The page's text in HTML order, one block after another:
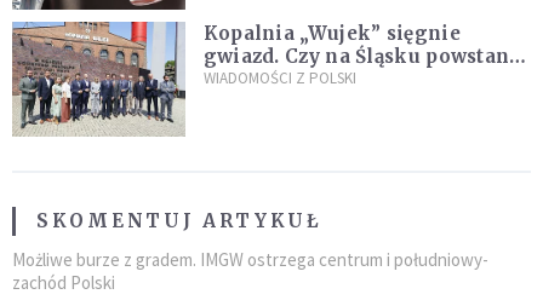
Kopalnia „Wujek” sięgnie
gwiazd. Czy na Śląsku powstanie
„Dolina Krzemowa”?
WIADOMOŚCI Z POLSKI
SKOMENTUJ ARTYKUŁ
Możliwe burze z gradem. IMGW ostrzega centrum i południowy-
zachód Polski